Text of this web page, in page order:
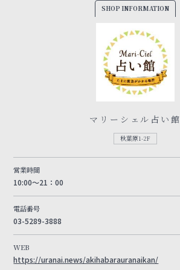
SHOP INFORMATION
マリーシェル占い館
秋葉原1-2F
営業時間
10:00～21：00
電話番号
03-5289-3888
WEB
https://uranai.news/akihabarauranaikan/